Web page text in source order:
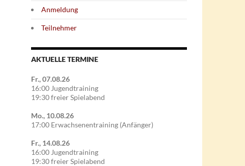
Anmeldung
Teilnehmer
AKTUELLE TERMINE
Fr., 07.08.26
16:00 Jugendtraining
19:30 freier Spielabend
Mo., 10.08.26
17:00 Erwachsenentraining (Anfänger)
Fr., 14.08.26
16:00 Jugendtraining
19:30 freier Spielabend